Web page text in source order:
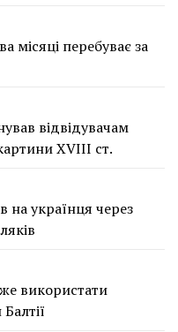
місяці перебуває за
відвідувачам
XVIII ст.
на українця через
використати